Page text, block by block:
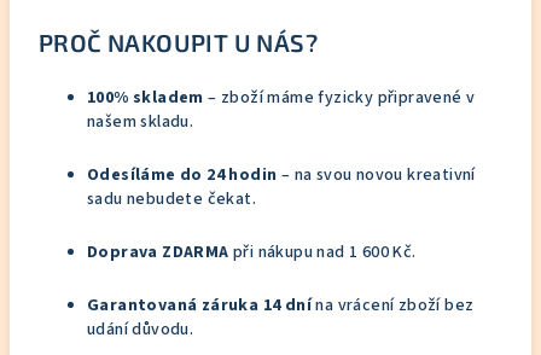
PROČ NAKOUPIT U NÁS?
100% skladem – zboží máme fyzicky připravené v
našem skladu.
Odesíláme do 24 hodin – na svou novou kreativní
sadu nebudete čekat.
Doprava ZDARMA při nákupu nad 1 600 Kč.
Garantovaná záruka 14 dnína vrácení zboží bez
udání důvodu.